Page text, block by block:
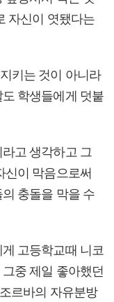
자신이 엿됐다는
키는 것이 아니라
학생들에게 덧붙
고 생각하고 그
신이 막음으로써
충돌을 막을 수
고등학교때 니코
중 제일 좋아했던
르바의 자유분방